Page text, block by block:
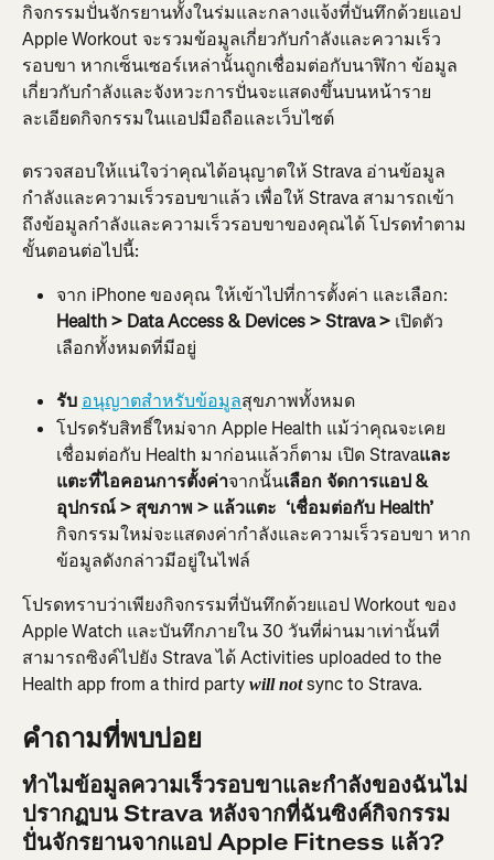
กิจกรรมปั่นจักรยานทั้งในร่มและกลางแจ้งที่บันทึกด้วยแอป
Apple Workout จะรวมข้อมูลเกี่ยวกับกำลังและความเร็ว
รอบขา หากเซ็นเซอร์เหล่านั้นถูกเชื่อมต่อกับนาฬิกา ข้อมูล
เกี่ยวกับกำลังและจังหวะการปั่นจะแสดงขึ้นบนหน้าราย
ละเอียดกิจกรรมในแอปมือถือและเว็บไซต์
ตรวจสอบให้แน่ใจว่าคุณได้อนุญาตให้ Strava อ่านข้อมูล
กำลังและความเร็วรอบขาแล้ว เพื่อให้ Strava สามารถเข้า
ถึงข้อมูลกำลังและความเร็วรอบขาของคุณได้ โปรดทำตาม
ขั้นตอนต่อไปนี้:
จาก iPhone ของคุณ ให้เข้าไปที่การตั้งค่า และเลือก:
Health > Data Access & Devices > Strava > เปิดตัว
เลือกทั้งหมดที่มีอยู่
รับ อนุญาตสำหรับข้อมูลสุขภาพทั้งหมด
โปรดรับสิทธิ์ใหม่จาก Apple Health แม้ว่าคุณจะเคย
เชื่อมต่อกับ Health มาก่อนแล้วก็ตาม เปิด Stravaและ
แตะที่ไอคอนการตั้งค่าจากนั้นเลือก จัดการแอป &
อุปกรณ์ > สุขภาพ > แล้วแตะ ‘เชื่อมต่อกับ Health’
กิจกรรมใหม่จะแสดงค่ากำลังและความเร็วรอบขา หาก
ข้อมูลดังกล่าวมีอยู่ในไฟล์
โปรดทราบว่าเพียงกิจกรรมที่บันทึกด้วยแอป Workout ของ
Apple Watch และบันทึกภายใน 30 วันที่ผ่านมาเท่านั้นที่
สามารถซิงค์ไปยัง Strava ได้ Activities uploaded to the
Health app from a third party will not sync to Strava.
คำถามที่พบบ่อย
ทำไมข้อมูลความเร็วรอบขาและกำลังของฉันไม่
ปรากฏบน Strava หลังจากที่ฉันซิงค์กิจกรรม
ปั่นจักรยานจากแอป Apple Fitness แล้ว?